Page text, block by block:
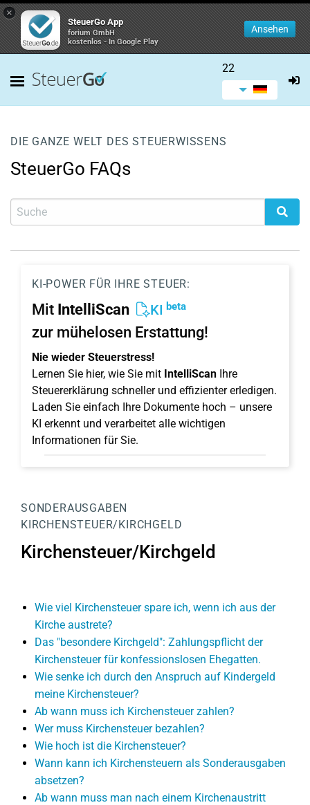
×
SteuerGo App
forium GmbH
kostenlos - In Google Play
Ansehen
22
DIE GANZE WELT DES STEUERWISSENS
SteuerGo FAQs
KI-POWER FÜR IHRE STEUER:
Mit IntelliScan KI beta
zur mühelosen Erstattung!
Nie wieder Steuerstress!
Lernen Sie hier, wie Sie mit IntelliScan Ihre
Steuererklärung schneller und effizienter erledigen.
Laden Sie einfach Ihre Dokumente hoch – unsere
KI erkennt und verarbeitet alle wichtigen
Informationen für Sie.
SONDERAUSGABEN
KIRCHENSTEUER/KIRCHGELD
Kirchensteuer/Kirchgeld
Wie viel Kirchensteuer spare ich, wenn ich aus der
Kirche austrete?
Das "besondere Kirchgeld": Zahlungspflicht der
Kirchensteuer für konfessionslosen Ehegatten.
Wie senke ich durch den Anspruch auf Kindergeld
meine Kirchensteuer?
Ab wann muss ich Kirchensteuer zahlen?
Wer muss Kirchensteuer bezahlen?
Wie hoch ist die Kirchensteuer?
Wann kann ich Kirchensteuern als Sonderausgaben
absetzen?
Ab wann muss man nach einem Kirchenaustritt